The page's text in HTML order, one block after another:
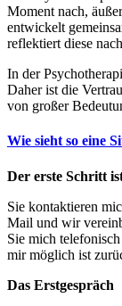
Moment nach,
entwickelt
reflektiert diese
In der
Daher ist die
von großer
Wie sieht so eine
Der erste Schritt
Sie kontaktieren
Mail und wir
Sie mich
mir möglich ist
Das Erstgespräch